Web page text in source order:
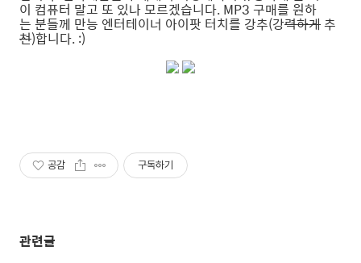
이 컴퓨터 말고 또 있나 모르겠습니다. MP3 구매를 원하
는 분들께 만능 엔터테이너 아이팟 터치를 강추(강력하게추
천)합니다. :)
공감 구독하기
관련글